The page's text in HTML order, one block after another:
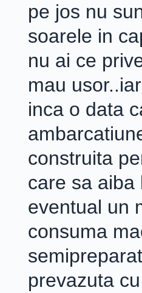
pe jos nu
soarele in
nu ai ce
mau
inca o data
construita
care sa aiba
eventual un
consuma
prevazuta